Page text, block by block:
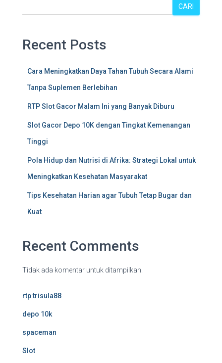
CARI
Recent Posts
Cara Meningkatkan Daya Tahan Tubuh Secara Alami
Tanpa Suplemen Berlebihan
RTP Slot Gacor Malam Ini yang Banyak Diburu
Slot Gacor Depo 10K dengan Tingkat Kemenangan
Tinggi
Pola Hidup dan Nutrisi di Afrika: Strategi Lokal untuk
Meningkatkan Kesehatan Masyarakat
Tips Kesehatan Harian agar Tubuh Tetap Bugar dan
Kuat
Recent Comments
Tidak ada komentar untuk ditampilkan.
rtp trisula88
depo 10k
spaceman
Slot